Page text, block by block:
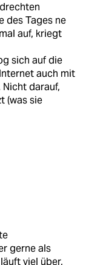
des Tages ne
auf, kriegt
sich auf die
auch mit
darauf,
(was sie
gerne als
viel über,